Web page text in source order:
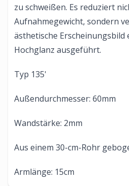
zu schweißen. Es reduziert
Aufnahmegewicht, sondern
ästhetische Erscheinungsbild
Hochglanz ausgeführt.
Typ 135'
Außendurchmesser: 60mm
Wandstärke: 2mm
Aus einem 30-cm-Rohr
Armlänge: 15cm